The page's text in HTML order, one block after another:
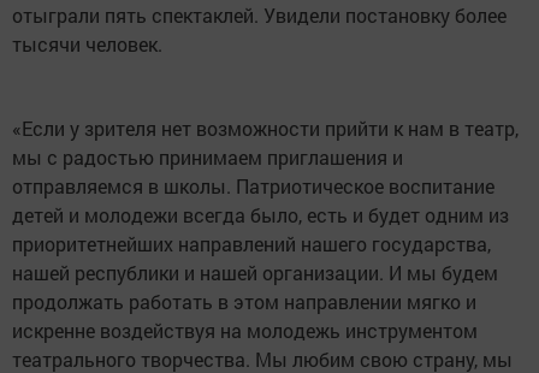
отыграли пять спектаклей. Увидели постановку более
тысячи человек.
«Если у зрителя нет возможности прийти к нам в театр,
мы с радостью принимаем приглашения и
отправляемся в школы. Патриотическое воспитание
детей и молодежи всегда было, есть и будет одним из
приоритетнейших направлений нашего государства,
нашей республики и нашей организации. И мы будем
продолжать работать в этом направлении мягко и
искренне воздействуя на молодежь инструментом
театрального творчества. Мы любим свою страну, мы